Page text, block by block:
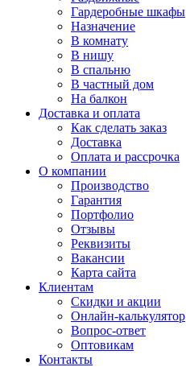
Гардеробные шкафы
Назначение
В комнату
В нишу
В спальню
В частный дом
На балкон
Доставка и оплата
Как сделать заказ
Доставка
Оплата и рассрочка
О компании
Производство
Гарантия
Портфолио
Отзывы
Реквизиты
Вакансии
Карта сайта
Клиентам
Скидки и акции
Онлайн-калькулятор
Вопрос-ответ
Оптовикам
Контакты